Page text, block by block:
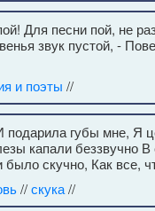
Для песни пой, не
звук пустой, -
и поэты //
подарила губы мне, Я
капали беззвучно
скучно, Как все,
//скука//